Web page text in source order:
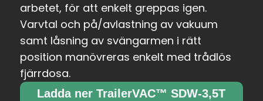
arbetet, för att enkelt greppas igen.
Varvtal och på/avlastning av vakuum
samt låsning av svängarmen i rätt
position manövreras enkelt med trådlös
fjärrdosa.
Ladda ner TrailerVAC™ SDW-3,5T